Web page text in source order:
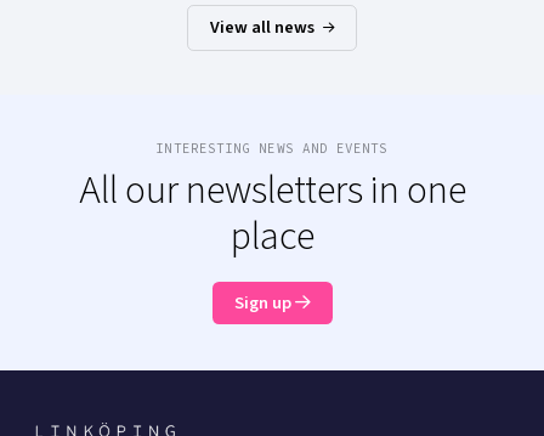
View all news
INTERESTING NEWS AND EVENTS
All our newsletters in one
place
Sign up